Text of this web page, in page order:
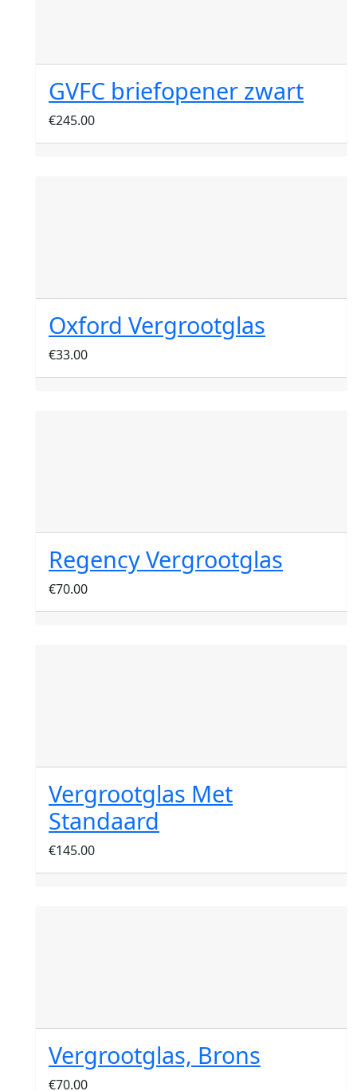
GVFC briefopener zwart
€245.00
Oxford Vergrootglas
€33.00
Regency Vergrootglas
€70.00
Vergrootglas Met
Standaard
€145.00
Vergrootglas, Brons
€70.00